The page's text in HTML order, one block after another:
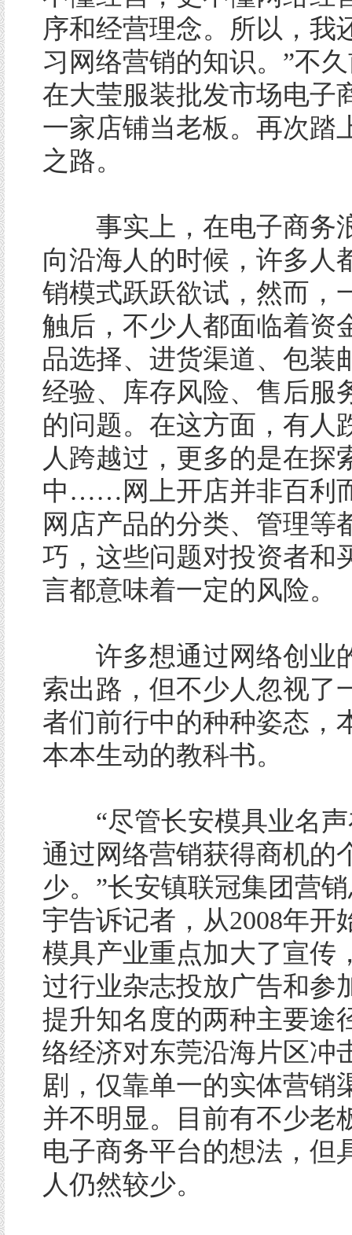
序和经营理念。所以，我
习网络营销的知识。”不
在大莹服装批发市场电子
一家店铺当老板。再次踏
之路。
事实上，在电子商务
向沿海人的时候，许多人
销模式跃跃欲试，然而，
触后，不少人都面临着资
品选择、进货渠道、包装
经验、库存风险、售后服
的问题。在这方面，有人
人跨越过，更多的是在探
中……网上开店并非百利
网店产品的分类、管理等
巧，这些问题对投资者和
言都意味着一定的风险。
许多想通过网络创业
索出路，但不少人忽视了
者们前行中的种种姿态，
本本生动的教科书。
“尽管长安模具业名声
通过网络营销获得商机的
少。”长安镇联冠集团营
宇告诉记者，从2008年开
模具产业重点加大了宣传
过行业杂志投放广告和参
提升知名度的两种主要途
络经济对东莞沿海片区冲
剧，仅靠单一的实体营销
并不明显。目前有不少老
电子商务平台的想法，但
人仍然较少。